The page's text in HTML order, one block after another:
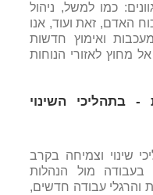
כמו למשל, ניהול
האדם, זאת ועוד, אנו
ואימוץ חדשות
מחוץ לאזורי הנוחות
- בתהליכי השינוי
שינוי וצמיחה בקרב
מול הנהלות
והרגלי עבודה חדשים,